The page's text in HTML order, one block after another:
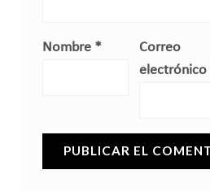
Nombre *
Correo
electrónico